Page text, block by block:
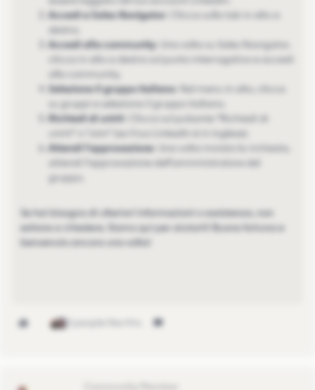
Accedi a Sales Navigator
destra.
Accedi alla community: Una volta su Sales Navigator,
clicca in alto a destra sul punto interrogativo e accedi
Seleziona il gruppo italiano
su gruppi e seleziona il gruppo italiano.
Richiedi di unirti
: Clicca sul pulsante "Richiedi di
unirti" o "Join" (se il tuo LinkedIn è in inglese).
Attendi l'approvazione
attendi l'approvazione dell'amministratore del
gruppo.
Se hai bisogno di ulteriori informazioni o assistenza, non
esitare a chiedere. Siamo qui per aiutarti! Buona fortuna e
benvenuto ancora una volta!
2 people like this
EleonoraGG